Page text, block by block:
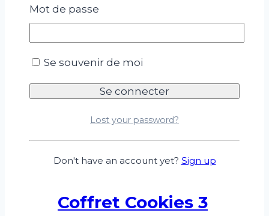
Coffret Cookies 3
Mot de passe
Se souvenir de moi
Lost your password?
Don't have an account yet? Sign up